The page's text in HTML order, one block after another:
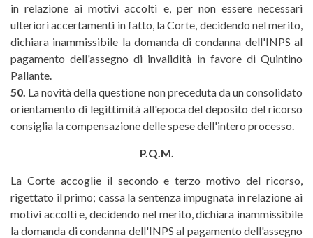
in relazione ai motivi accolti e, per non essere necessari
ulteriori accertamenti in fatto, la Corte, decidendo nel merito,
dichiara inammissibile la domanda di condanna dell'INPS al
pagamento dell'assegno di invalidità in favore di Quintino
Pallante.
50. La novità della questione non preceduta da un consolidato
orientamento di legittimità all'epoca del deposito del ricorso
consiglia la compensazione delle spese dell'intero processo.
P.Q.M.
La Corte accoglie il secondo e terzo motivo del ricorso,
rigettato il primo; cassa la sentenza impugnata in relazione ai
motivi accolti e, decidendo nel merito, dichiara inammissibile
la domanda di condanna dell'INPS al pagamento dell'assegno